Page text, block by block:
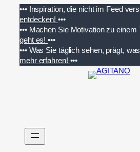
Inhalt
springen
••• Inspiration, die nicht im Feed
entdecken! •••
••• Machen Sie Motivation zu einem
geht es!•••
••• Was Sie täglich sehen, prägt,
mehr erfahren! •••